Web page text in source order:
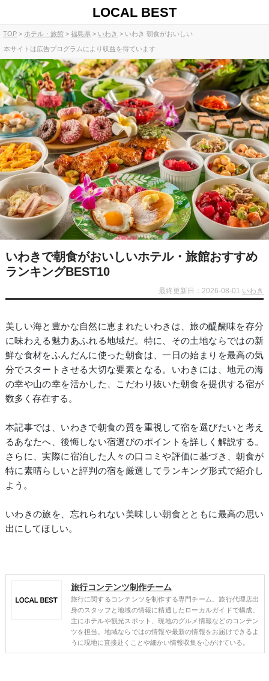
LOCAL BEST
TOP ホテル・旅館 福島県 いわき いわき 朝食がおいしい
本サイトは広告プログラムにより収益を得ています
いわきで朝食がおいしいホテル・旅館おすすめ
ランキングBEST10
最終更新日：2026-08-01 いわき
美しい海と豊かな自然に恵まれたいわきは、旅の醍醐味を存分
に味わえる魅力あふれる地域だ。特に、その土地ならではの新
鮮な食材をふんだんに使った朝食は、一日の始まりを最高の気
分でスタートさせる大切な要素となる。いわきには、地元の海
の幸や山の幸を活かした、こだわり抜いた朝食を提供する宿が
数多く存在する。
本記事では、いわきで朝食の質を重視して宿を選びたいと考え
るあなたへ、後悔しない宿選びのポイントを詳しく解説する。
さらに、実際に宿泊した人々の口コミや評価に基づき、朝食が
特に素晴らしいと評判の宿を厳選してランキング形式で紹介し
よう。
いわきの旅を、忘れられない美味しい朝食とともに最高の思い
出にしてほしい。
旅行コンテンツ制作チーム
旅行に関するコンテンツを制作する専門チーム。旅行代理店出
身のスタッフと地域の情報に精通したローカルガイドで構成。
主にホテルや観光スポット、現地のグルメ情報などのコンテン
ツを担当。地域ならではの情報や最新の情報をお届けできるよ
うに現地に直接赴くことや細かい情報収集を心がけている。